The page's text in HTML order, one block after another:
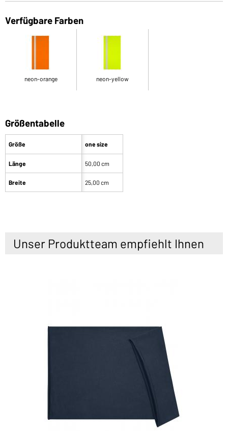
Verfügbare Farben
neon-orange neon-yellow
Größentabelle
Größe
Länge
Breite
one size
50,00 cm
25,00 cm
Unser Produktteam empfiehlt Ihnen